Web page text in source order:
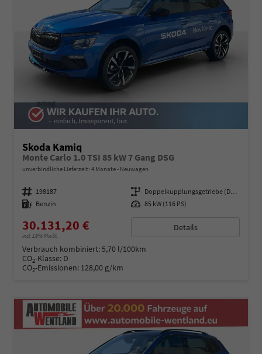
Skoda Kamiq
Monte Carlo 1.0 TSI 85 kW 7 Gang DSG
unverbindliche Lieferzeit: 4 Monate Neuwagen
Fahrzeugnummer 198187 Getriebe
Doppelkupplungsgetriebe (DSG)
Kraftstoff Benzin Leistung 85 kW (116 PS)
30.131,20 €
incl. 19% MwSt.
Details
Verbrauch kombiniert:5,70 l/100km
CO2-Klasse: D
CO2-Emissionen: 128,00 g/km